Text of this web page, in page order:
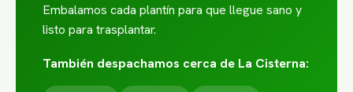
Embalamos cada plantín para que llegue sano y
listo para trasplantar.
También despachamos cerca de La Cisterna: